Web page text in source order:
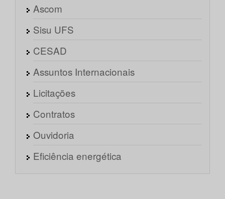
Ascom
Sisu UFS
CESAD
Assuntos Internacionais
Licitações
Contratos
Ouvidoria
Eficiência energética